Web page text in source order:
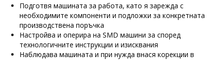
Подготвя машината за работа, като я зарежда с
необходимите компоненти и подложки за конкретната
производствена поръчка
Настройва и оперира на SMD машини за според
технологичните инструкции и изисквания
Наблюдава машината и при нужда внася корекции в